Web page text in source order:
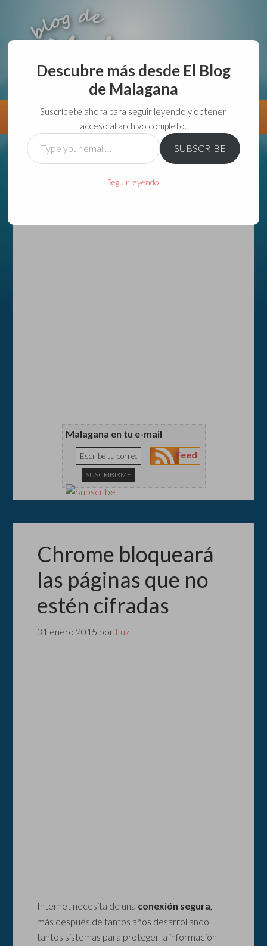
aunque lo haga de malas lo hago....
Información Directorio VivirGuadalajara
Malagana en tu e-mail
Feed
Chrome bloqueará
las páginas que no
estén cifradas
31 enero 2015 por Luz
Internet necesita de una conexión segura,
más después de tantos años desarrollando
tantos sistemas para proteger la información
Descubre más desde El Blog
de Malagana
Suscríbete ahora para seguir leyendo y obtener
acceso al archivo completo.
Type
your
SUBSCRIBE
Seguir leyendo